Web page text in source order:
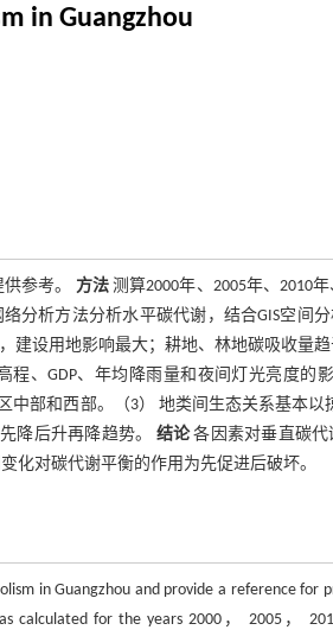
in Guangzhou
参考。 方法测算2000年、2005年、2010
分析方法分析水平碳代谢，结合GIS空间
建设用地影响最大；耕地、林地碳吸收量
、GDP、年均降雨量和夜间灯光亮度的
部和西部。（3） 地类间生态关系基本
降后升再降趋势。 结论各因素对垂直碳代
化对碳代谢平衡的作用为先促进后破坏。
in Guangzhou and provide a reference for
calculated for the years 2000， 2005，